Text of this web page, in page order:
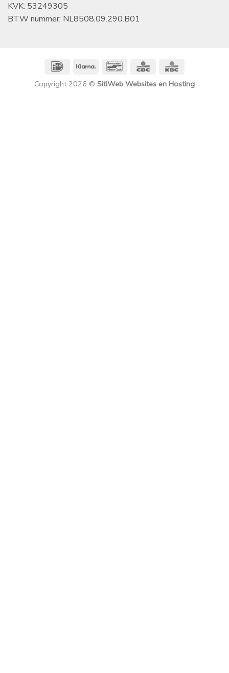
KVK: 53249305
BTW nummer: NL8508.09.290.B01
IDeal Klarna BancontactCBC
Copyright 2026 © SitiWeb Websites en Hosting